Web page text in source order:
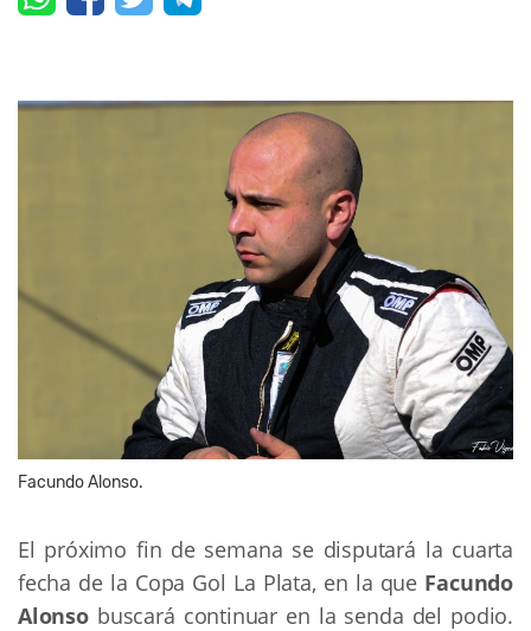
Facundo Alonso.
El próximo fin de semana se disputará la cuarta
fecha de la Copa Gol La Plata, en la que Facundo
Alonsobuscará continuar en la senda del podio.